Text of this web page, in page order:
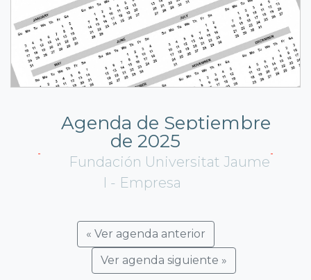
Agenda de Septiembre
de 2025
Fundación Universitat Jaume
I - Empresa
« Ver agenda anterior
Ver agenda siguiente »